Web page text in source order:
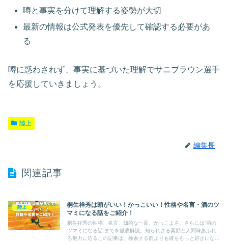
噂と事実を分けて理解する姿勢が大切
最新の情報は公式発表を優先して確認する必要があ
る
噂に惑わされず、事実に基づいた理解でサニブラウン選手
を応援していきましょう。
陸上
編集長
関連記事
陸上
桐生祥秀は頭がいい！かっこいい！性格や名言・酒のツ
マミになる話をご紹介！
桐生祥秀の性格、名言、知的な一面、かっこよさ、さらには“酒の
ツマミになる話”までを徹底解説。知られざる素顔と人間味あふれ
る魅力に迫るこの記事は、検索する前よりも彼をもっと好きになる